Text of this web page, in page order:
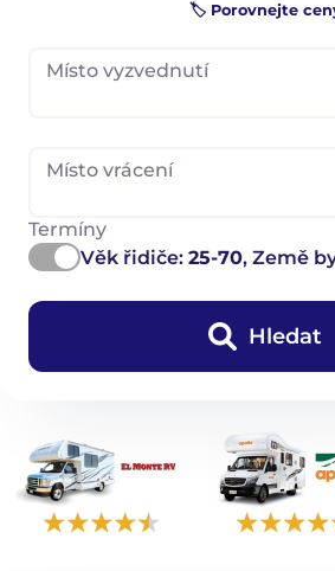
🏷️ Porovnejte
Místo vyzvednutí
Místo vrácení
Termíny
Věk řidiče: 25-70, Země
Hledat